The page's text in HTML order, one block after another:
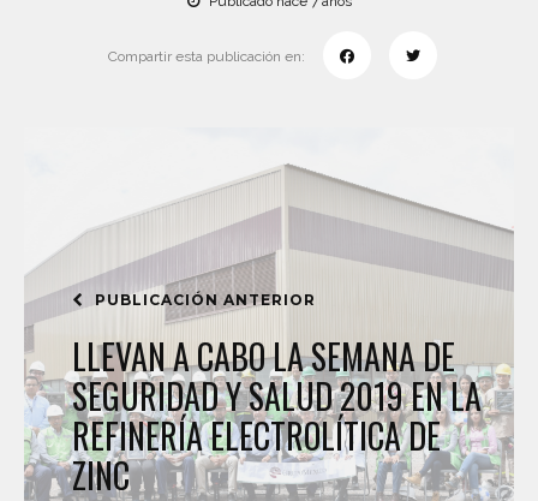
Compartir esta publicación en:
PUBLICACIÓN ANTERIOR
LLEVAN A CABO LA SEMANA DE
SEGURIDAD Y SALUD 2019 EN LA
REFINERÍA ELECTROLÍTICA DE
ZINC